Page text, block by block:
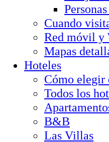
Cuando
Red móvil y
Mapas
Hoteles
Cómo elegir
Todos los
B&B
Las Villas